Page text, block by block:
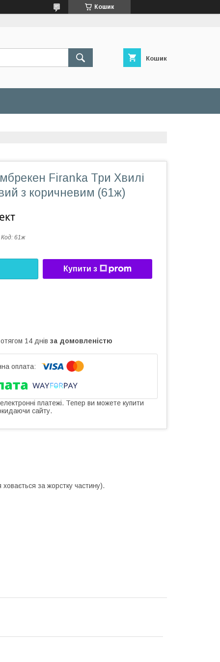
Кошик
Кошик
Firanka Три Хвилі
з коричневим (61ж)
Код: 61ж
Купити з
14 днів за домовленістю
платежі. Тепер ви можете купити
сайту.
за жорстку частину).